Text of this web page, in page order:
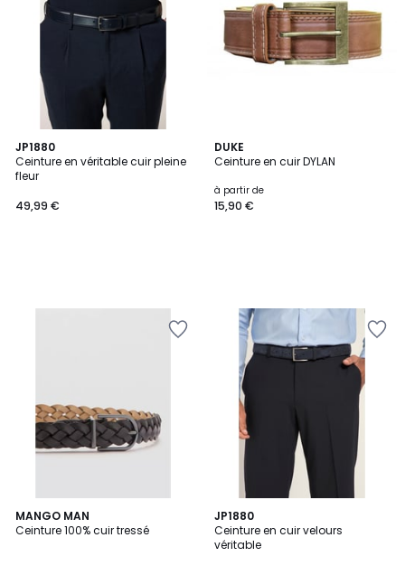
JP1880
Ceinture en véritable cuir pleine
fleur
49,99 €
DUKE
Ceinture en cuir DYLAN
à partir de
15,90 €
MANGO MAN
Ceinture 100% cuir tressé
JP1880
Ceinture en cuir velours
véritable
5
Couleurs